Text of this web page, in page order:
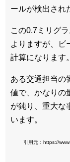
ールが検出され
この0.7ミリグ
よりますが、ビ
計算になります。
ある交通担当の
値で、かなりの
が鈍り、重大な
います。
引用元：https://